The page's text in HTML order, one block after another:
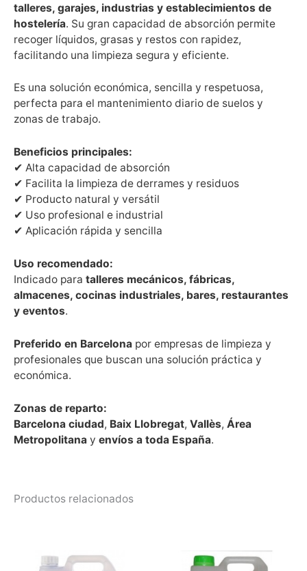
talleres, garajes, industrias y establecimientos de
hostelería. Su gran capacidad de absorción permite
recoger líquidos, grasas y restos con rapidez,
facilitando una limpieza segura y eficiente.
Es una solución económica, sencilla y respetuosa,
perfecta para el mantenimiento diario de suelos y
zonas de trabajo.
Beneficios principales:
✔ Alta capacidad de absorción
✔ Facilita la limpieza de derrames y residuos
✔ Producto natural y versátil
✔ Uso profesional e industrial
✔ Aplicación rápida y sencilla
Uso recomendado:
Indicado para talleres mecánicos, fábricas,
almacenes, cocinas industriales, bares, restaurantes
y eventos.
Preferido en Barcelona por empresas de limpieza y
profesionales que buscan una solución práctica y
económica.
Zonas de reparto:
Barcelona ciudad, Baix Llobregat, Vallès, Área
Metropolitana y envíos a toda España.
Productos relacionados